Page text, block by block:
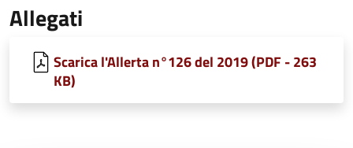
Allegati
Scarica l'Allerta n°126 del 2019 (PDF - 263
KB)